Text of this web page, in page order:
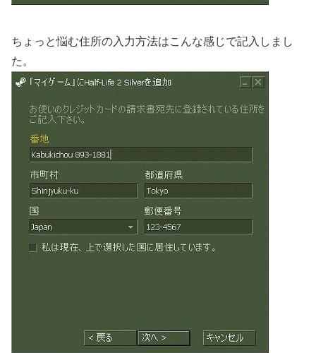
ちょっと悩む住所の入力方法はこんな感じで記入しまし
た。